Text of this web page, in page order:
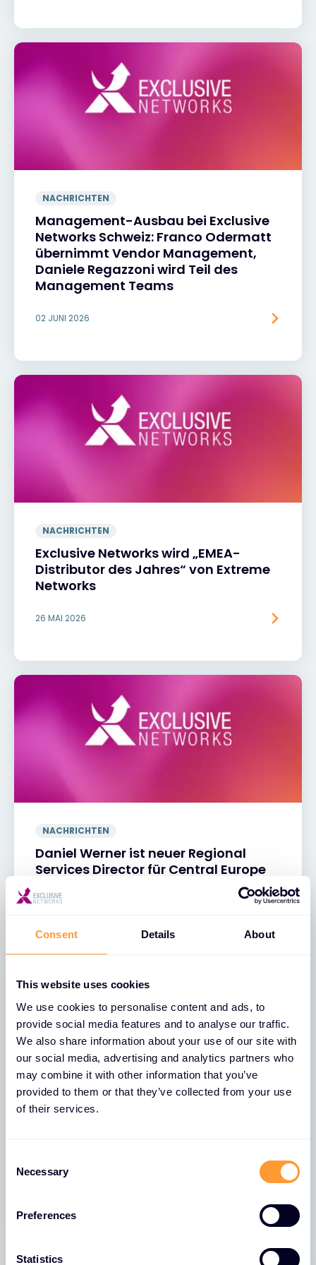
Consent Details About
This website uses cookies
We use cookies to personalise content and ads, to
provide social media features and to analyse our traffic.
We also share information about your use of our site with
our social media, advertising and analytics partners who
may combine it with other information that you’ve
provided to them or that they’ve collected from your use
of their services.
Necessary
Preferences
Statistics
NACHRICHTEN
Management-Ausbau bei Exclusive
Networks Schweiz: Franco Odermatt
übernimmt Vendor Management,
Daniele Regazzoni wird Teil des
Management Teams
02 JUNI 2026
NACHRICHTEN
Exclusive Networks wird „EMEA-
Distributor des Jahres“ von Extreme
Networks
26 MAI 2026
NACHRICHTEN
Daniel Werner ist neuer Regional
Services Director für Central Europe
19 MAI 2026
NACHRICHTEN
Jahres 2025“ ausgezeichnet